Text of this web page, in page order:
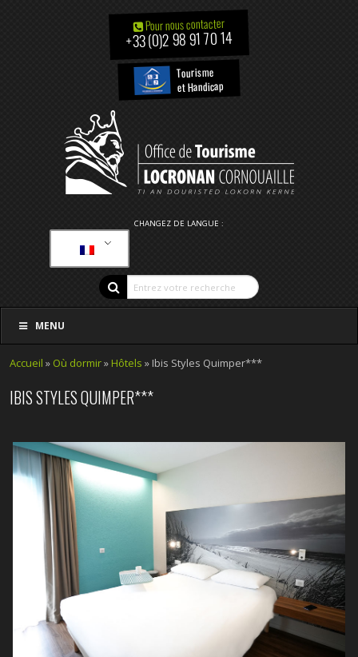
Pour nous contacter
+33 (0)2 98 91 70 14
Tourisme
et Handicap
CHANGEZ DE LANGUE :
MENU
Accueil » Où dormir» Hôtels » Ibis Styles Quimper***
IBIS STYLES QUIMPER***